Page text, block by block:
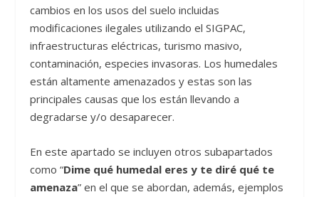
cambios en los usos del suelo incluidas
modificaciones ilegales utilizando el SIGPAC,
infraestructuras eléctricas, turismo masivo,
contaminación, especies invasoras. Los humedales
están altamente amenazados y estas son las
principales causas que los están llevando a
degradarse y/o desaparecer.
En este apartado se incluyen otros subapartados
como “Dime qué humedal eres y te diré qué te
amenaza” en el que se abordan, además, ejemplos